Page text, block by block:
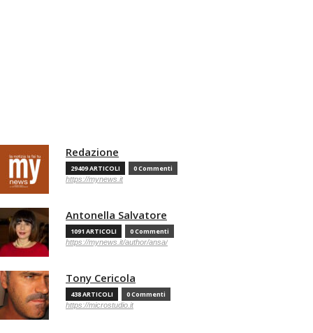
Redazione
29409 ARTICOLI 0 Commenti
https://mynews.it
Antonella Salvatore
1091 ARTICOLI 0 Commenti
https://mynews.it/author/ansa/
Tony Cericola
438 ARTICOLI 0 Commenti
https://microstudio.it